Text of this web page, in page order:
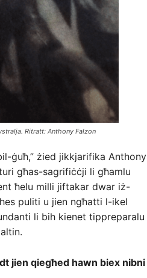
Ritratt: Anthony Falzon
ġuħ,” żied jikkjarifika Anthony
għas-sagrifiċċji li għamlu
ħelu milli jiftakar dwar iż-
puliti u jien ngħatti l-ikel
li bih kienet tippreparalu
jien qiegħed hawn biex nibni